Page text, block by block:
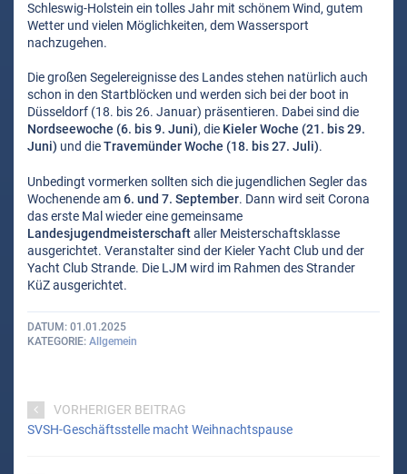
Schleswig-Holstein ein tolles Jahr mit schönem Wind, gutem
Wetter und vielen Möglichkeiten, dem Wassersport
nachzugehen.
Die großen Segelereignisse des Landes stehen natürlich auch
schon in den Startblöcken und werden sich bei der boot in
Düsseldorf (18. bis 26. Januar) präsentieren. Dabei sind die
Nordseewoche (6. bis 9. Juni), die Kieler Woche (21. bis 29.
Juni) und dieTravemünder Woche (18. bis 27. Juli).
Unbedingt vormerken sollten sich die jugendlichen Segler das
Wochenende am6. und 7. September. Dann wird seit Corona
das erste Mal wieder eine gemeinsame
Landesjugendmeisterschaftaller Meisterschaftsklasse
ausgerichtet. Veranstalter sind der Kieler Yacht Club und der
Yacht Club Strande. Die LJM wird im Rahmen des Strander
KüZ ausgerichtet.
DATUM 01.01.2025
KATEGORIE Allgemein
VORHERIGER BEITRAG
SVSH-Geschäftsstelle macht Weihnachtspause